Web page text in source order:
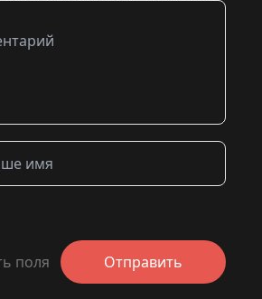
поля Отправить